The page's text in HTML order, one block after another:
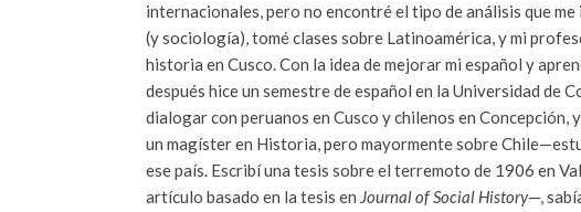
internacionales, pero no encontré el tipo de análisis que
(y sociología), tomé clases sobre Latinoamérica, y mi
historia en Cusco. Con la idea de mejorar mi español y
después hice un semestre de español en la Universidad de
dialogar con peruanos en Cusco y chilenos en Concepción,
un magíster en Historia, pero mayormente sobre
ese país. Escribí una tesis sobre el terremoto de 1906 en
artículo basado en la tesis en Journal of Social History—,